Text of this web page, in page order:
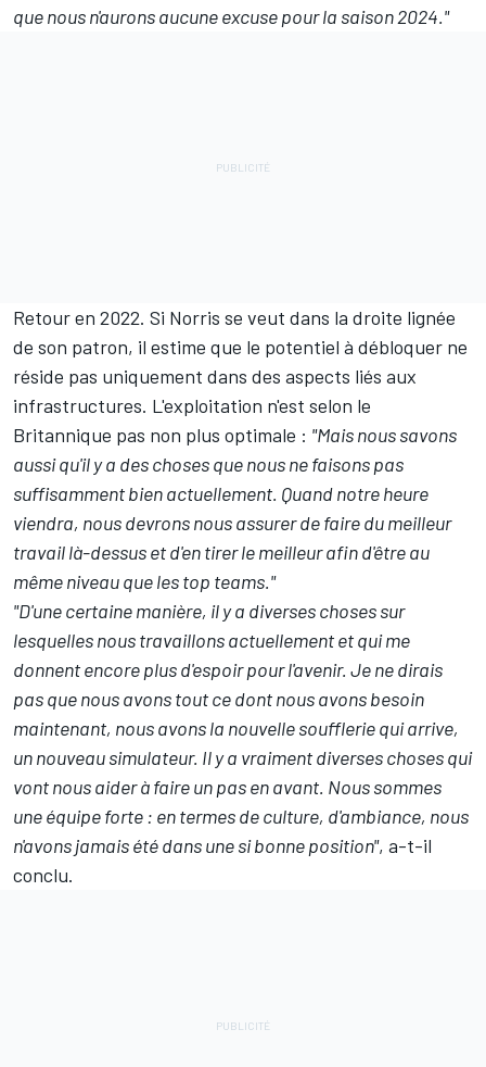
que nous n'aurons aucune excuse pour la saison 2024."
Retour en 2022. Si Norris se veut dans la droite lignée
de son patron, il estime que le potentiel à débloquer ne
réside pas uniquement dans des aspects liés aux
infrastructures. L'exploitation n'est selon le
Britannique pas non plus optimale : "Mais nous savons
aussi qu'il y a des choses que nous ne faisons pas
suffisamment bien actuellement. Quand notre heure
viendra, nous devrons nous assurer de faire du meilleur
travail là-dessus et d'en tirer le meilleur afin d'être au
même niveau que les top teams."
"D'une certaine manière, il y a diverses choses sur
lesquelles nous travaillons actuellement et qui me
donnent encore plus d'espoir pour l'avenir. Je ne dirais
pas que nous avons tout ce dont nous avons besoin
maintenant, nous avons la nouvelle soufflerie qui arrive,
un nouveau simulateur. Il y a vraiment diverses choses qui
vont nous aider à faire un pas en avant. Nous sommes
une équipe forte : en termes de culture, d'ambiance, nous
n'avons jamais été dans une si bonne position", a-t-il
conclu.